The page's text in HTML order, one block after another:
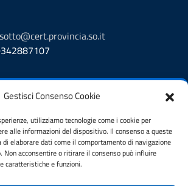
Gestisci Consenso Cookie
utilizziamo tecnologie come i cookie per
alle informazioni del dispositivo. Il consenso a queste
elaborare dati come il comportamento di navigazione
Non acconsentire o ritirare il consenso può influire
caratteristiche e funzioni.